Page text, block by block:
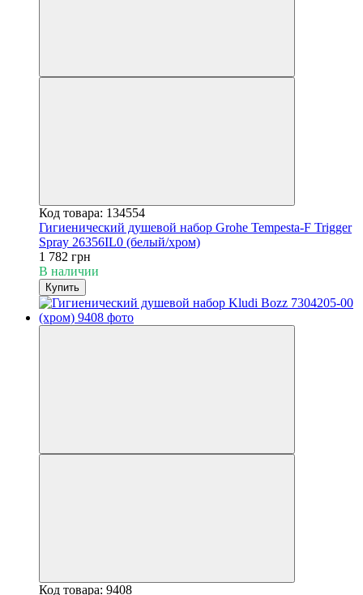
Код товара: 134554
Гигиенический душевой набор Grohe Tempesta-F Trigger
Spray 26356IL0 (белый/хром)
1 782 грн
В наличии
Купить
Код товара: 9408